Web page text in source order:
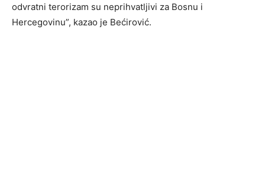
odvratni terorizam su neprihvatljivi za Bosnu i
Hercegovinu”, kazao je Bećirović.